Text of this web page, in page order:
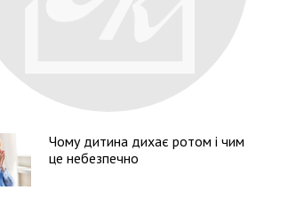
Чому дитина дихає ротом і чим
це небезпечно